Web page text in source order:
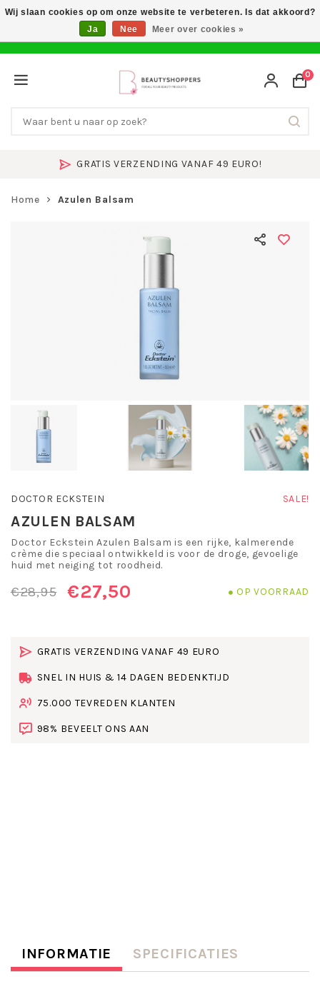
GRATIS VERZENDING VANAF 49 EURO!
0
Home Azulen Balsam
DOCTOR ECKSTEIN SALE!
AZULEN BALSAM
Doctor Eckstein Azulen Balsam is een rijke, kalmerende
crème die speciaal ontwikkeld is voor de droge, gevoelige
huid met neiging tot roodheid.
€28,95 €27,50 OP VOORRAAD
GRATIS VERZENDING VANAF 49 EURO
SNEL IN HUIS & 14 DAGEN BEDENKTIJD
75.000 TEVREDEN KLANTEN
98% BEVEELT ONS AAN
INFORMATIE SPECIFICATIES
Wij slaan cookies op om onze website te verbeteren. Is dat akkoord?
Ja
Nee Meer over cookies »